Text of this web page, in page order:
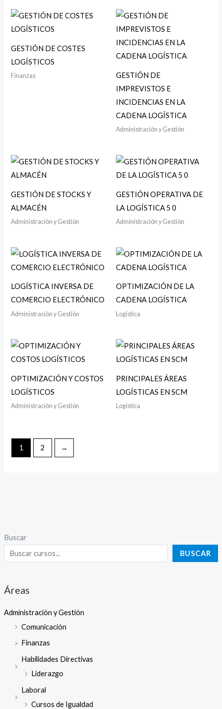
Buscar
BUSCAR
Áreas
Administración y Gestión
Comunicación
Finanzas
Habilidades Directivas
Liderazgo
Laboral
Cursos de Igualdad
GESTIÓN DE COSTES
LOGÍSTICOS
Finanzas
GESTIÓN DE
IMPREVISTOS E
INCIDENCIAS EN LA
CADENA LOGÍSTICA
Administración y Gestión
GESTIÓN DE STOCKS Y
ALMACÉN
Administración y Gestión
GESTIÓN OPERATIVA DE
LA LOGÍSTICA 5 0
Administración y Gestión
LOGÍSTICA INVERSA DE
COMERCIO ELECTRÓNICO
Administración y Gestión
OPTIMIZACIÓN DE LA
CADENA LOGÍSTICA
Logística
OPTIMIZACIÓN Y COSTOS
LOGÍSTICOS
Administración y Gestión
PRINCIPALES ÁREAS
LOGÍSTICAS EN SCM
Logística
1 2 →